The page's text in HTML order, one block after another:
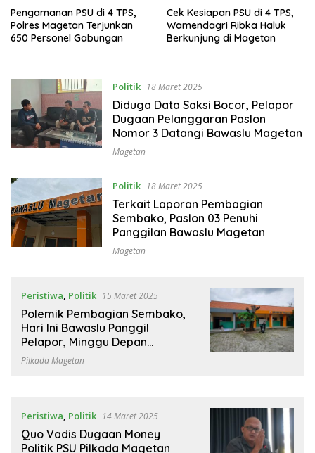
Pengamanan PSU di 4 TPS,
Polres Magetan Terjunkan
650 Personel Gabungan
Cek Kesiapan PSU di 4 TPS,
Wamendagri Ribka Haluk
Berkunjung di Magetan
Politik 18 Maret 2025
Diduga Data Saksi Bocor, Pelapor
Dugaan Pelanggaran Paslon
Nomor 3 Datangi Bawaslu Magetan
Magetan
Politik 18 Maret 2025
Terkait Laporan Pembagian
Sembako, Paslon 03 Penuhi
Panggilan Bawaslu Magetan
Magetan
Peristiwa, Politik 15 Maret 2025
Polemik Pembagian Sembako,
Hari Ini Bawaslu Panggil
Pelapor, Minggu Depan
Terlapor
Pilkada Magetan
Peristiwa, Politik 14 Maret 2025
Quo Vadis Dugaan Money
Politik PSU Pilkada Magetan